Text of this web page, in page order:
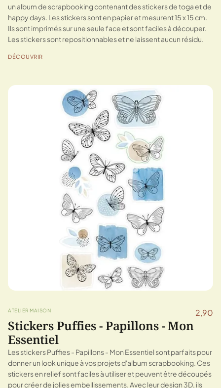
un album de scrapbooking contenant des stickers de toga et de
happy days. Les stickers sont en papier et mesurent 15 x 15 cm.
Ils sont imprimés sur une seule face et sont faciles à découper.
Les stickers sont repositionnables et ne laissent aucun résidu.
DÉCOUVRIR
ATELIER MAISON 2,90
Stickers Puffies - Papillons - Mon
Essentiel
Les stickers Puffies - Papillons - Mon Essentiel sont parfaits pour
donner un look unique à vos projets d'album scrapbooking. Ces
stickers en relief sont faciles à utiliser et peuvent être découpés
pour créer de jolies embellissements. Avec leur design 3D, ils